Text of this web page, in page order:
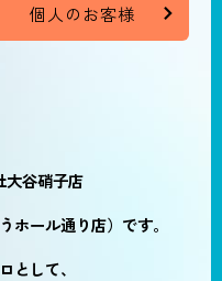
個人のお客様
大谷硝子店
ホール通り店）です。
として、